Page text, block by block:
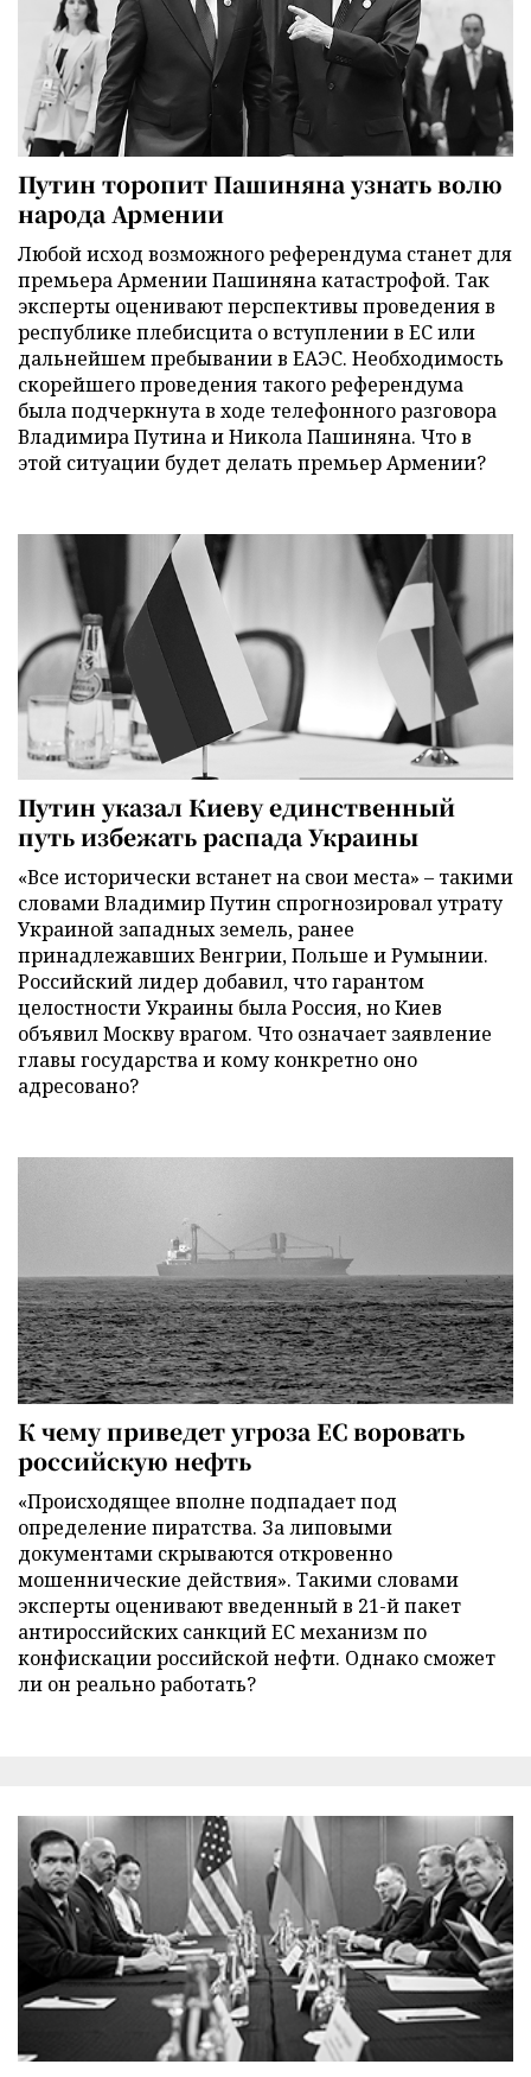
Путин торопит Пашиняна узнать волю
народа Армении
Любой исход возможного референдума станет для
премьера Армении Пашиняна катастрофой. Так
эксперты оценивают перспективы проведения в
республике плебисцита о вступлении в ЕС или
дальнейшем пребывании в ЕАЭС. Необходимость
скорейшего проведения такого референдума
была подчеркнута в ходе телефонного разговора
Владимира Путина и Никола Пашиняна. Что в
этой ситуации будет делать премьер Армении?
Путин указал Киеву единственный
путь избежать распада Украины
«Все исторически встанет на свои места» – такими
словами Владимир Путин спрогнозировал утрату
Украиной западных земель, ранее
принадлежавших Венгрии, Польше и Румынии.
Российский лидер добавил, что гарантом
целостности Украины была Россия, но Киев
объявил Москву врагом. Что означает заявление
главы государства и кому конкретно оно
адресовано?
К чему приведет угроза ЕС воровать
российскую нефть
«Происходящее вполне подпадает под
определение пиратства. За липовыми
документами скрываются откровенно
мошеннические действия». Такими словами
эксперты оценивают введенный в 21-й пакет
антироссийских санкций ЕС механизм по
конфискации российской нефти. Однако сможет
ли он реально работать?